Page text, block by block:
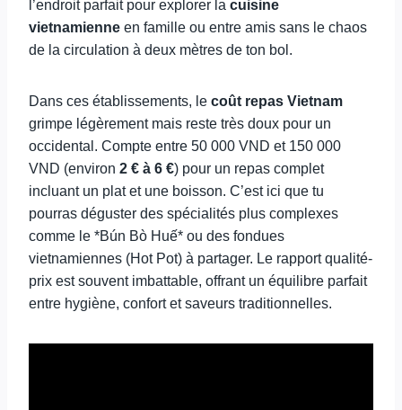
l’endroit parfait pour explorer la cuisine
vietnamienne en famille ou entre amis sans le chaos
de la circulation à deux mètres de ton bol.
Dans ces établissements, le coût repas Vietnam
grimpe légèrement mais reste très doux pour un
occidental. Compte entre 50 000 VND et 150 000
VND (environ 2 € à 6 €) pour un repas complet
incluant un plat et une boisson. C’est ici que tu
pourras déguster des spécialités plus complexes
comme le *Bún Bò Huế* ou des fondues
vietnamiennes (Hot Pot) à partager. Le rapport qualité-
prix est souvent imbattable, offrant un équilibre parfait
entre hygiène, confort et saveurs traditionnelles.